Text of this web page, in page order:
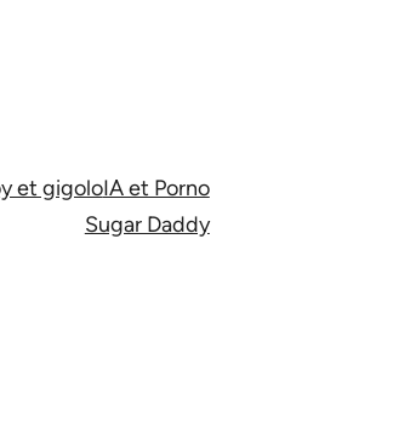
et gigoloIA et Porno
Sugar Daddy